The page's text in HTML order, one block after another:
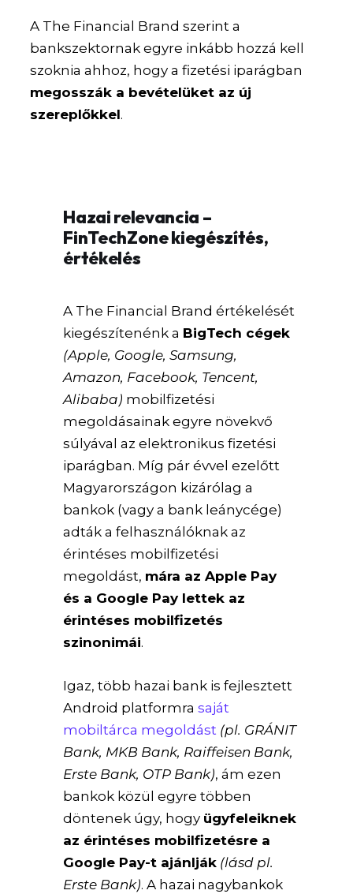
A The Financial Brand szerint a
bankszektornak egyre inkább hozzá kell
szoknia ahhoz, hogy a fizetési iparágban
megosszák a bevételüket az új
szereplőkkel.
Hazai relevancia –
FinTechZone kiegészítés,
értékelés
A The Financial Brand értékelését
kiegészítenénk a BigTech cégek
(Apple, Google, Samsung,
Amazon, Facebook, Tencent,
Alibaba) mobilfizetési
megoldásainak egyre növekvő
súlyával az elektronikus fizetési
iparágban. Míg pár évvel ezelőtt
Magyarországon kizárólag a
bankok (vagy a bank leánycége)
adták a felhasználóknak az
érintéses mobilfizetési
megoldást, mára az Apple Pay
és a Google Pay lettek az
érintéses mobilfizetés
szinonimái.
Igaz, több hazai bank is fejlesztett
Android platformrasaját
mobiltárca megoldást (pl. GRÁNIT
Bank, MKB Bank, Raiffeisen Bank,
Erste Bank, OTP Bank), ám ezen
bankok közül egyre többen
döntenek úgy, hogy ügyfeleiknek
az érintéses mobilfizetésre a
Google Pay-t ajánlják (lásd pl.
Erste Bank). A hazai nagybankok